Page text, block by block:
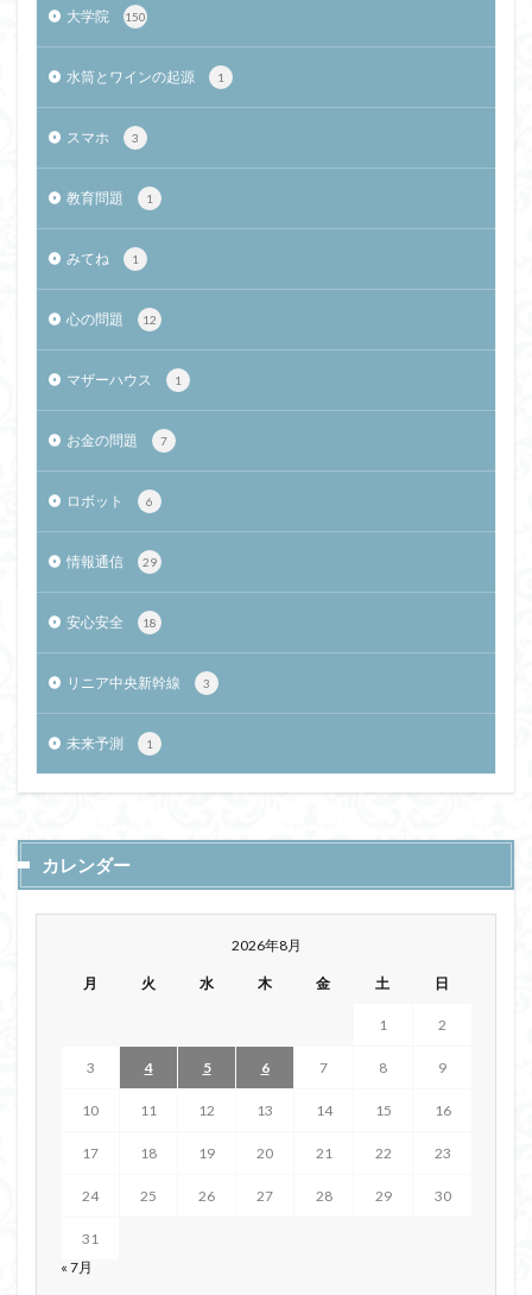
大学院 150
水筒とワインの起源 1
スマホ 3
教育問題 1
みてね 1
心の問題 12
マザーハウス 1
お金の問題 7
ロボット 6
情報通信 29
安心安全 18
リニア中央新幹線 3
未来予測 1
カレンダー
2026年8月
月 火 水 木 金 土 日
1 2
3 4 5 6 7 8 9
10 11 12 13 14 15 16
17 18 19 20 21 22 23
24 25 26 27 28 29 30
31
« 7月